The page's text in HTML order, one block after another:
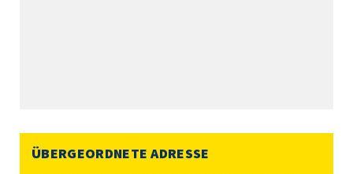
ÜBERGEORDNETE ADRESSE